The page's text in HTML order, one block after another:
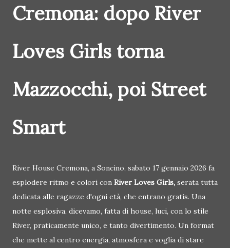
Cremona: dopo River
Loves Girls torna
Mazzocchi, poi Street
Smart
River House Cremona, a Soncino, sabato 17 gennaio 2026 fa
esplodere ritmo e colori con River Loves Girls, serata tutta
dedicata alle ragazze d'ogni età, che entrano gratis. Una
notte esplosiva, dicevamo, fatta di house, luci, con lo stile
River, praticamente unico, e tanto divertimento. Un format
che mette al centro energia, atmosfera e voglia di stare